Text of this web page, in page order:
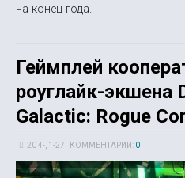
на конец года.
Геймплей
роуглайк-экшена
Galactic: Rogue
20 4-, 1-27 КОММЕНТАРИИ: 0